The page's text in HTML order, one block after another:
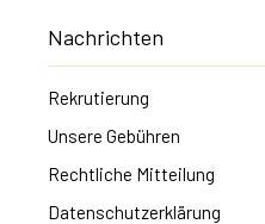
Nachrichten
Rekrutierung
Unsere Gebühren
Rechtliche Mitteilung
Datenschutzerklärung